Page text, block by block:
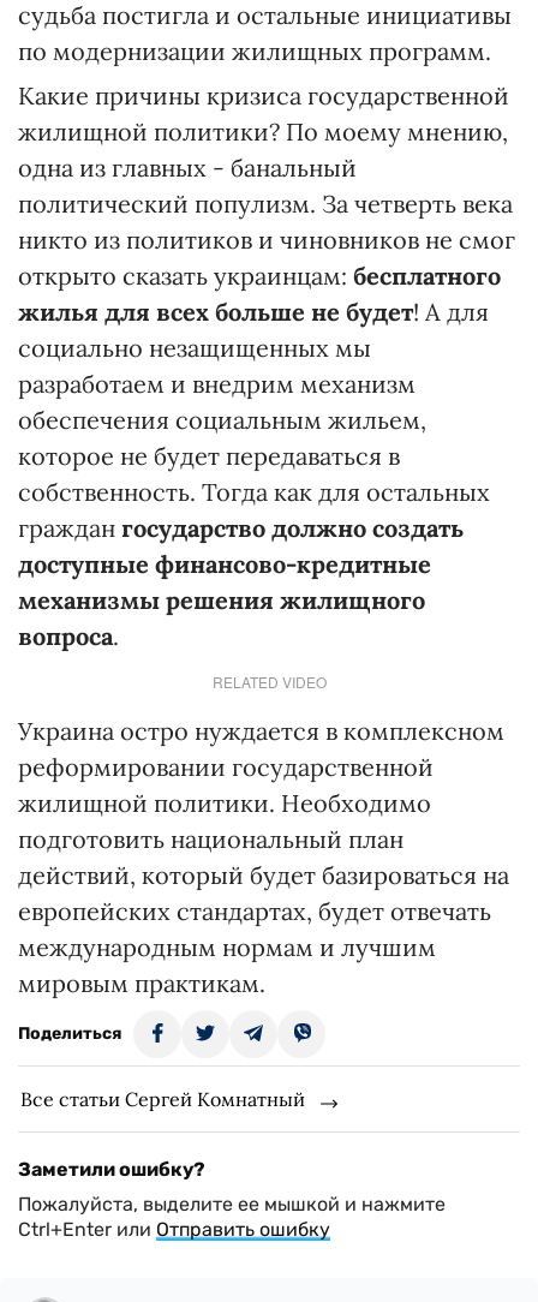
судьба постигла и остальные инициативы
по модернизации жилищных программ.
Какие причины кризиса государственной
жилищной политики? По моему мнению,
одна из главных - банальный
политический популизм. За четверть века
никто из политиков и чиновников не смог
открыто сказать украинцам: бесплатного
жилья для всех больше не будет! А для
социально незащищенных мы
разработаем и внедрим механизм
обеспечения социальным жильем,
которое не будет передаваться в
собственность. Тогда как для остальных
граждан государство должно создать
доступные финансово-кредитные
механизмы решения жилищного
вопроса.
RELATED VIDEO
Украина остро нуждается в комплексном
реформировании государственной
жилищной политики. Необходимо
подготовить национальный план
действий, который будет базироваться на
европейских стандартах, будет отвечать
международным нормам и лучшим
мировым практикам.
Поделиться
Все статьи Сергей Комнатный
Заметили ошибку?
Пожалуйста, выделите ее мышкой и нажмите
Ctrl+Enter или Отправить ошибку